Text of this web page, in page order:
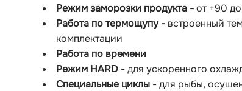
Режим заморозки продукта -от +90
Работа по термощупу - встроенный
комплектации
Работа по времени
Режим HARD - для ускоренного
Специальные циклы - для рыбы,